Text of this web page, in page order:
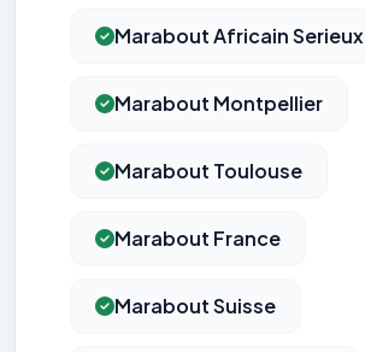
Marabout Africain Serieux
Marabout Montpellier
Marabout Toulouse
Marabout France
Marabout Suisse